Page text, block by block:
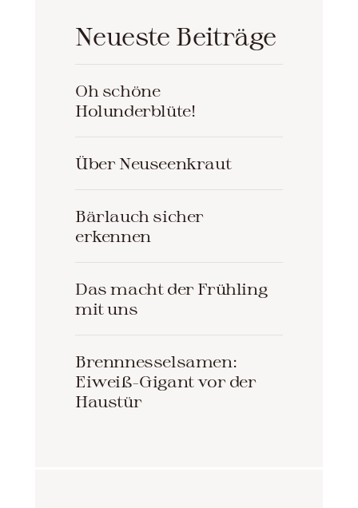
Neueste Beiträge
Oh schöne
Holunderblüte!
Über Neuseenkraut
Bärlauch sicher
erkennen
Das macht der Frühling
mit uns
Brennnesselsamen:
Eiweiß-Gigant vor der
Haustür